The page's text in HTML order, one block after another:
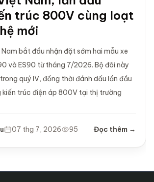
trúc 800V cùng loạt
mới
bắt đầu nhận đặt sớm hai mẫu xe
và ES90 từ tháng 7/2026. Bộ đôi này
quý IV, đồng thời đánh dấu lần đầu
kiến trúc điện áp 800V tại thị trường
07 thg 7, 2026 95 Đọc thêm →